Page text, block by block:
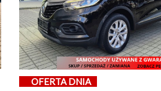
OFERTA DNIA